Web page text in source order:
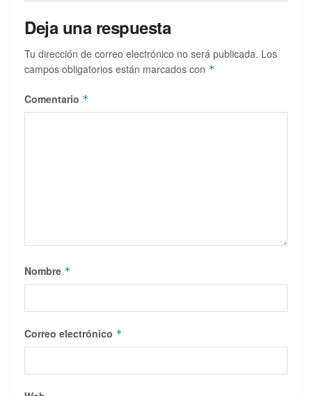
Deja una respuesta
Tu dirección de correo electrónico no será publicada. Los
campos obligatorios están marcados con *
Comentario *
Nombre *
Correo electrónico *